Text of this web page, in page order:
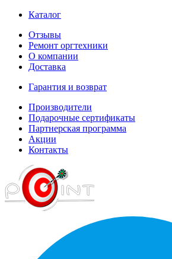
Каталог
Отзывы
Ремонт оргтехники
О компании
Доставка
Гарантия и возврат
Производители
Подарочные сертификаты
Партнерская программа
Акции
Контакты